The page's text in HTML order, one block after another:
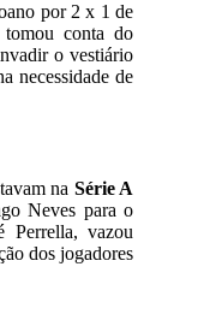
por 2 x 1 de
tomou conta do
o vestiário
necessidade de
na Série A
Neves para o
Perrella, vazou
dos jogadores